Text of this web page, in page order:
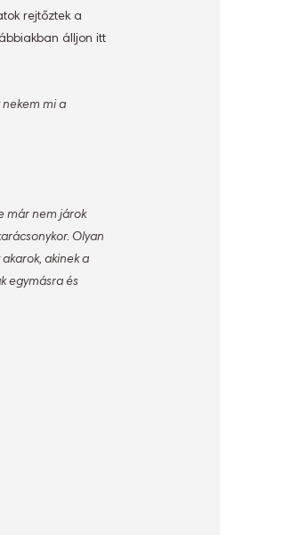
rejtőztek a
álljon itt
nekem mi a
már nem járok
Olyan
akinek a
egymásra és